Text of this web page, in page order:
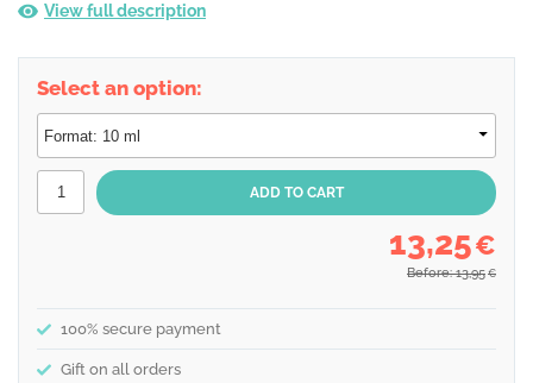
View full description
Select an option:
13,25€
Before: 13,95 €
100% secure payment
Gift on all orders